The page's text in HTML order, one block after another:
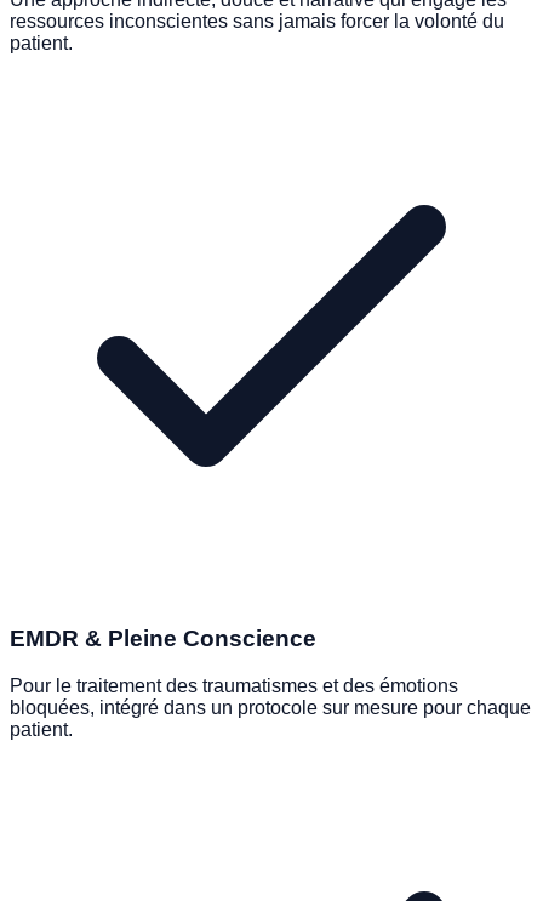
ressources inconscientes sans jamais forcer la volonté du
patient.
EMDR & Pleine Conscience
Pour le traitement des traumatismes et des émotions
bloquées, intégré dans un protocole sur mesure pour chaque
patient.